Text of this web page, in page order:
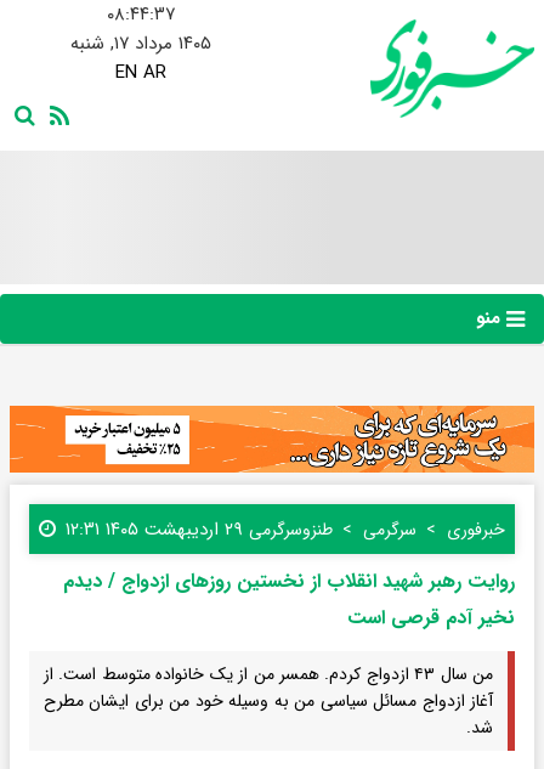
۰۸:۴۴:۳۸
۱۴۰۵ مرداد ۱۷, شنبه
EN AR
منو
خبرفوری سرگرمی طنز‌و‌سرگرمی ۲۹ اردیبهشت ۱۴۰۵ ۱۲:۳۱
روایت رهبر شهید انقلاب از نخستین روزهای ازدواج / دیدم
نخیر آدم قرصی است
من سال ۴۳ ازدواج کردم. همسر من از یک خانواده متوسط است. از
آغاز ازدواج مسائل سیاسی من به وسیله خود من برای ایشان مطرح
شد.